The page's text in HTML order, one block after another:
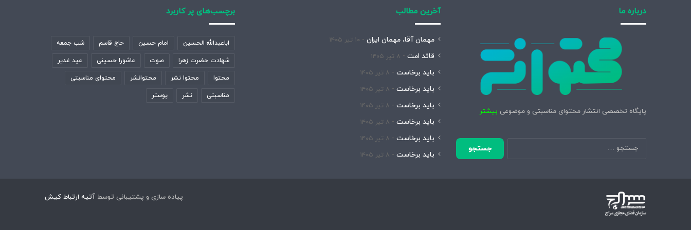
درباره ما
پایگاه تخصصی انتشار محتوای مناسبتی و موضوعی بیشتر
جستجو
برای:
آخرین مطالب
مهمان آقا، مهمان ایران ۱۰ تیر ۱۴۰۵
قائد امت ۸ تیر ۱۴۰۵
باید برخاست ۸ تیر ۱۴۰۵
باید برخاست ۸ تیر ۱۴۰۵
باید برخاست ۸ تیر ۱۴۰۵
باید برخاست ۸ تیر ۱۴۰۵
باید برخاست ۸ تیر ۱۴۰۵
باید برخاست ۸ تیر ۱۴۰۵
برچسب‌های پر کاربرد
اباعبدالله الحسین امام حسین حاج قاسم شب جمعه
شهادت حضرت زهرا صوت عاشورا حسینی عید غدیر
محتوا محتوا نشر محتوانشر محتوای مناسبتی
مناسبتی نشر پوستر
پیاده سازی و پشتیبانی توسط آتیه ارتباط کیش